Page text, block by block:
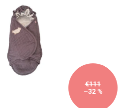
€111
–32 %